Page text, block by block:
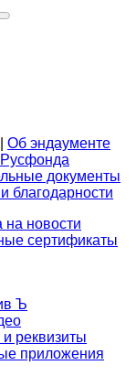
Об эндаументе
документы
благодарности
на новости
сертификаты
Ъ
и реквизиты
приложения